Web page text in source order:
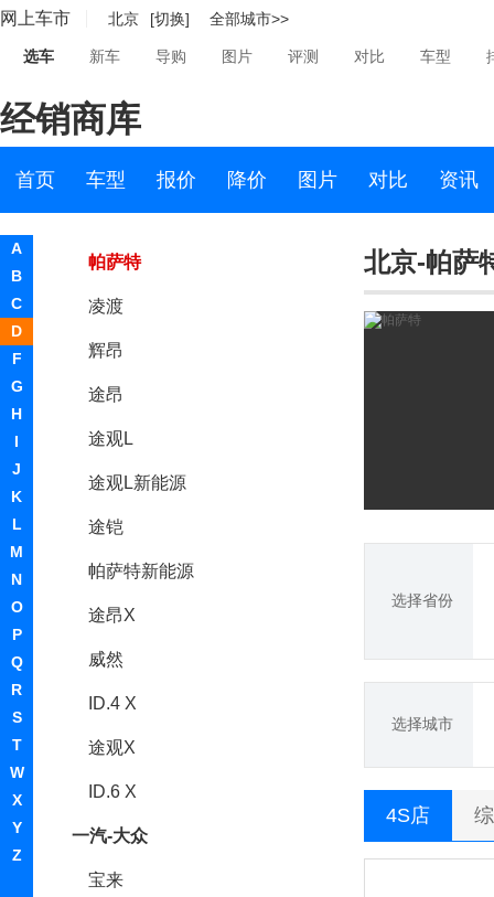
网上车市 北京 [切换] 全部城市>>
选车 新车 导购 图片 评测 对比 车型
经销商库
首页 车型 报价 降价 图片 对比 资讯
A
B
C
D
F
G
H
I
J
K
L
M
N
O
P
Q
R
S
T
W
X
Y
Z
途观
朗逸
大众ID.3
帕萨特
凌渡
辉昂
途昂
途观L
途观L新能源
途铠
帕萨特新能源
途昂X
威然
ID.4 X
途观X
ID.6 X
一汽-大众
宝来
北京-帕萨
选择省份
选择城市
4S店